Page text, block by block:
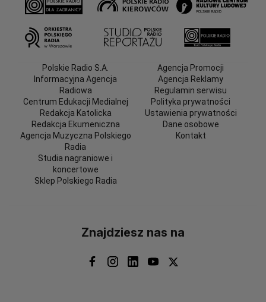
Polskie Radio S.A.
Informacyjna Agencja
Radiowa
Centrum Edukacji Medialnej
Redakcja Katolicka
Redakcja Ekumeniczna
Agencja Muzyczna Polskiego
Radia
Studia nagraniowe i
koncertowe
Sklep Polskiego Radia
Agencja Promocji
Agencja Reklamy
Regulamin serwisu
Polityka prywatności
Ustawienia prywatności
Dane osobowe
Kontakt
Znajdziesz nas na